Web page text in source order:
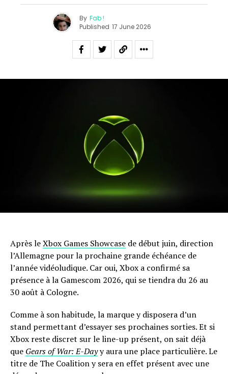
By Fab !
Published 17 June 2026
Après leXbox Games Showcase de début juin, direction
l’Allemagne pour la prochaine grande échéance de
l’année vidéoludique. Car oui, Xbox a confirmé sa
présence à la Gamescom 2026, qui se tiendra du 26 au
30 août à Cologne.
Comme à son habitude, la marque y disposera d’un
stand permettant d’essayer ses prochaines sorties. Et si
Xbox reste discret sur le line-up présent, on sait déjà
que Gears of War: E-Dayy aura une place particulière. Le
titre de The Coalition y sera en effet présent avec une